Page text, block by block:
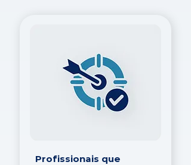
Profissionais que